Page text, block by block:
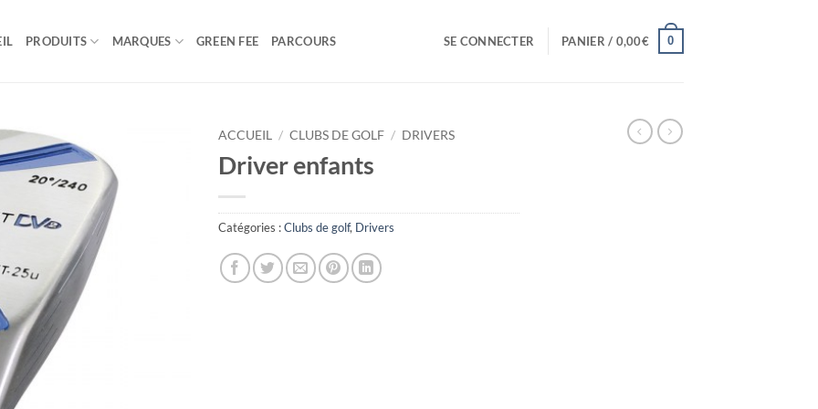
PRODUITS MARQUES GREEN FEE PARCOURS SE CONNECTER PANIER / 0,00€ 0
ACCUEIL / CLUBS DE GOLF / DRIVERS
Driver enfants
Catégories :Clubs de golf, Drivers